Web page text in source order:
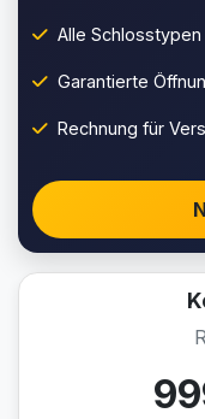
Alle Schlosstypen
Garantierte
Rechnung für